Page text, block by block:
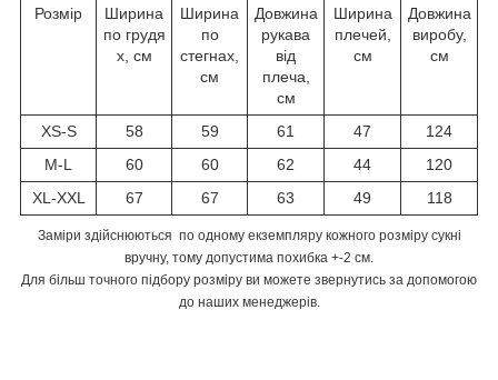
Розмір
Ширина
по грудя
х, см
Ширина
по
стегнах,
см
Довжина
рукава
від
плеча,
см
Ширина
плечей,
см
Довжина
виробу,
см
XS-S 58 59 61 47
124
M-L
60 60 62 44
120
XL-XXL
67 67 63 49 118
Заміри здійснюються по одному екземпляру кожного розміру сукні
вручну, тому допустима похибка +-2 см.
Для більш точного підбору розміру ви можете звернутись за допомогою
до наших менеджерів.